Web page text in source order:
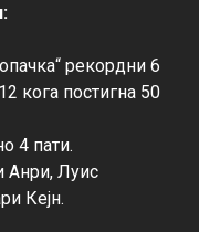
рекордни 6
кога постигна 50
4 пати.
Анри, Луис
Кејн.